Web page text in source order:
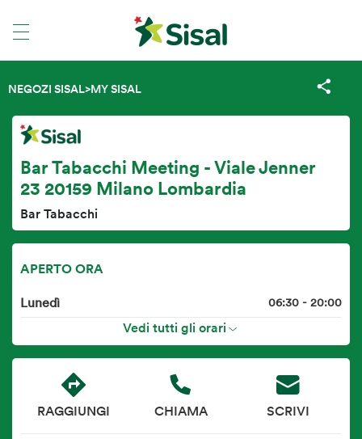
NEGOZI SISAL>MY SISAL
Bar Tabacchi Meeting - Viale Jenner
23 20159 Milano Lombardia
Bar Tabacchi
APERTO ORA
Lunedì 06:30 - 20:00
Vedi tutti gli orari
RAGGIUNGI CHIAMA SCRIVI